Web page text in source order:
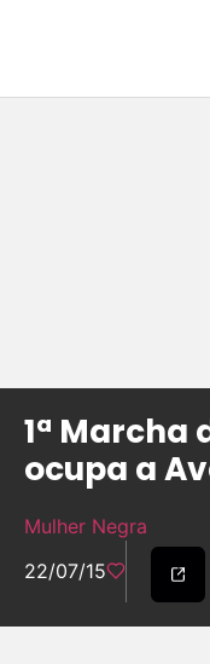
1ª Marcha
ocupa a
Mulher Negra
22/07/15